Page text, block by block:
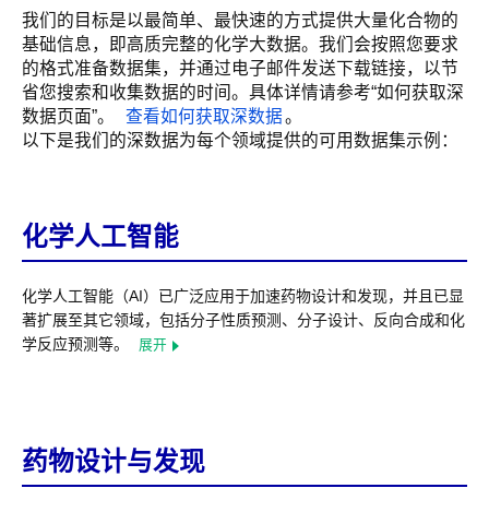
我们的目标是以最简单、最快速的方式提供大量化合物的
基础信息，即高质完整的化学大数据。我们会按照您要求
的格式准备数据集，并通过电子邮件发送下载链接，以节
省您搜索和收集数据的时间。具体详情请参考“如何获取深
数据页面”。
查看如何获取深数据。
以下是我们的深数据为每个领域提供的可用数据集示例：
化学人工智能
化学人工智能（AI）已广泛应用于加速药物设计和发现，并且已显
著扩展至其它领域，包括分子性质预测、分子设计、反向合成和化
学反应预测等。
展开
药物设计与发现